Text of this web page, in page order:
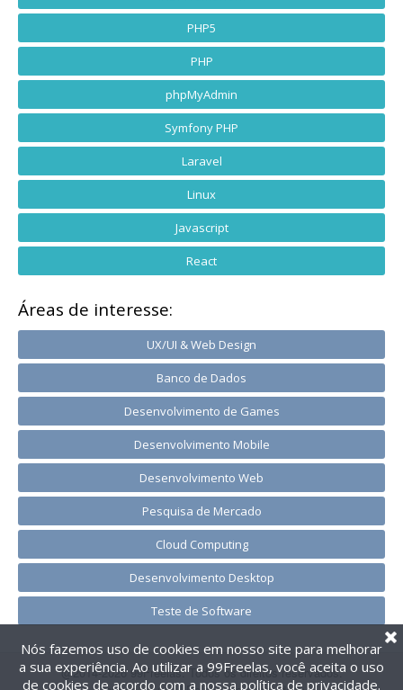
PHP5
PHP
phpMyAdmin
Symfony PHP
Laravel
Linux
Javascript
React
Áreas de interesse:
UX/UI & Web Design
Banco de Dados
Desenvolvimento de Games
Desenvolvimento Mobile
Desenvolvimento Web
Pesquisa de Mercado
Cloud Computing
Desenvolvimento Desktop
Teste de Software
@2014-2026 99Freelas. Todos os direitos reservados.
Nós fazemos uso de cookies em nosso site para melhorar
a sua experiência. Ao utilizar a 99Freelas, você aceita o uso
de cookies de acordo com a nossa política de privacidade.